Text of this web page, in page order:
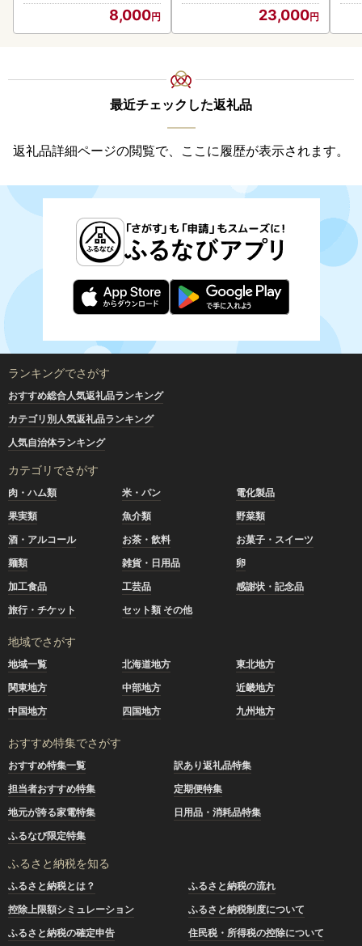
8,000 23,000
最近チェックした返礼品
返礼品詳細ページの閲覧で、ここに履歴が表示されます。
ランキングでさがす
おすすめ総合人気返礼品ランキング
カテゴリ別人気返礼品ランキング
人気自治体ランキング
カテゴリでさがす
肉・ハム類 米・パン
電化製品
果実類
魚介類
野菜類
酒・アルコール
お茶・飲料
お菓子・スイーツ
麺類
雑貨・日用品
卵
加工食品
工芸品
感謝状・記念品
旅行・チケット
セット類 その他
地域でさがす
地域一覧 北海道地方
東北地方
関東地方
中部地方
近畿地方
中国地方
四国地方 九州地方
おすすめ特集でさがす
おすすめ特集一覧
訳あり返礼品特集
担当者おすすめ特集
定期便特集
地元が誇る家電特集
日用品・消耗品特集
ふるなび限定特集
ふるさと納税を知る
ふるさと納税とは？
ふるさと納税の流れ
控除上限額シミュレーション
ふるさと納税制度について
ふるさと納税の確定申告
住民税・所得税の控除について